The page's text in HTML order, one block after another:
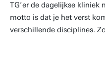
TG’er de dagelijkse
motto is dat je het verst
verschillende disciplines.